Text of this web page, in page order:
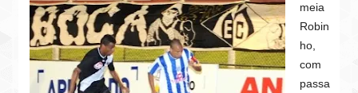
meia
Robin
ho,
com
passa